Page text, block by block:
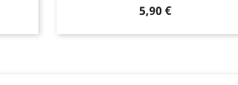
Prix
5,90 €